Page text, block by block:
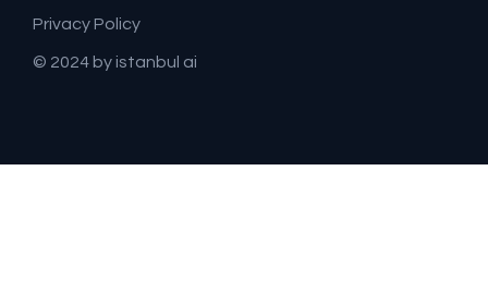
© 2024 by istanbul ai
Privacy Policy